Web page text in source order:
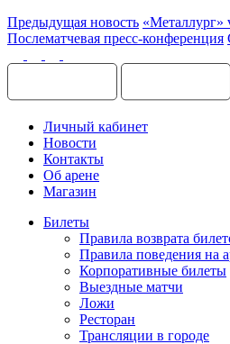
Предыдущая новость «Металлург»
Послематчевая пресс-конференция
Личный кабинет
Новости
Контакты
Об арене
Магазин
Билеты
Правила возврата
Правила поведения на
Корпоративные билеты
Выездные матчи
Ложи
Ресторан
Трансляции в городе